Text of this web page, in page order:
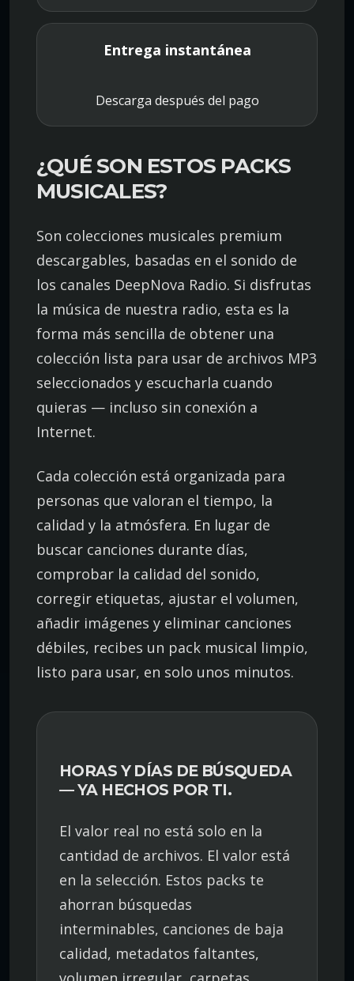
Entrega instantánea
Descarga después del pago
¿QUÉ SON ESTOS PACKS
MUSICALES?
Son colecciones musicales premium
descargables, basadas en el sonido de
los canales DeepNova Radio. Si disfrutas
la música de nuestra radio, esta es la
forma más sencilla de obtener una
colección lista para usar de archivos MP3
seleccionados y escucharla cuando
quieras — incluso sin conexión a
Internet.
Cada colección está organizada para
personas que valoran el tiempo, la
calidad y la atmósfera. En lugar de
buscar canciones durante días,
comprobar la calidad del sonido,
corregir etiquetas, ajustar el volumen,
añadir imágenes y eliminar canciones
débiles, recibes un pack musical limpio,
listo para usar, en solo unos minutos.
HORAS Y DÍAS DE BÚSQUEDA
— YA HECHOS POR TI.
El valor real no está solo en la
cantidad de archivos. El valor está
en la selección. Estos packs te
ahorran búsquedas
interminables, canciones de baja
calidad, metadatos faltantes,